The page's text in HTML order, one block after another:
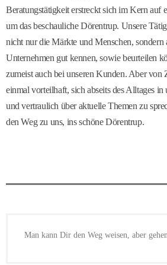
Beratungstätigkeit erstreckt sich im Kern auf
um das beschauliche Dörentrup. Unsere
nicht nur die Märkte und Menschen, sondern
Unternehmen gut kennen, sowie beurteilen
zumeist auch bei unseren Kunden. Aber von
einmal vorteilhaft, sich abseits des Alltages
und vertraulich über aktuelle Themen zu
den Weg zu uns, ins schöne Dörentrup.
Man kann Dir den Weg weisen, aber